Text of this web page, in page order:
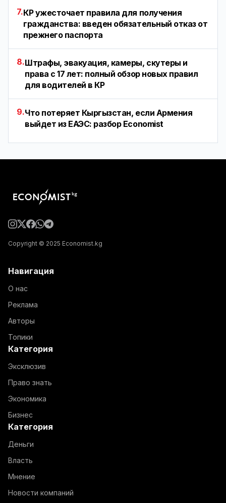
7.КР ужесточает правила для получения
гражданства: введен обязательный отказ от
прежнего паспорта
8.Штрафы, эвакуация, камеры, скутеры и
права с 17 лет: полный обзор новых правил
для водителей в КР
9.Что потеряет Кыргызстан, если Армения
выйдет из ЕАЭС: разбор Economist
Copyright © 2025 Economist.kg
Навигация
О нас
Реклама
Авторы
Топики
Категория
Эксклюзив
Право знать
Экономика
Бизнес
Категория
Деньги
Власть
Мнение
Новости компаний